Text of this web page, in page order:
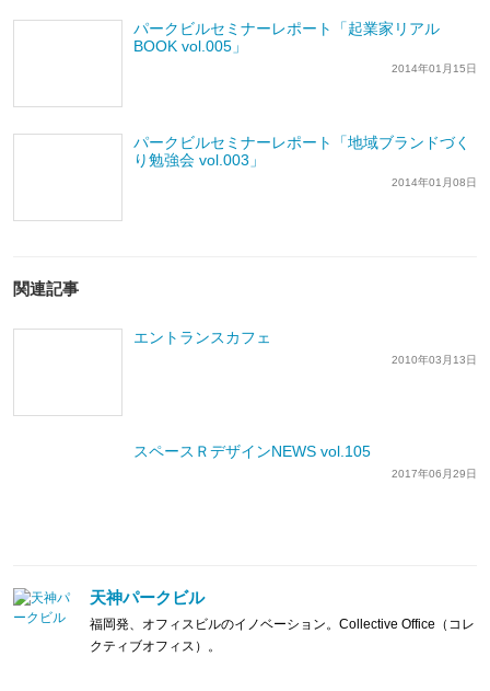
パークビルセミナーレポート「起業家リアル
BOOK vol.005」
2014年01月15日
パークビルセミナーレポート「地域ブランドづく
り勉強会 vol.003」
2014年01月08日
関連記事
エントランスカフェ
2010年03月13日
スペースＲデザインNEWS vol.105
2017年06月29日
天神パークビル
福岡発、オフィスビルのイノベーション。Collective Office（コレ
クティブオフィス）。